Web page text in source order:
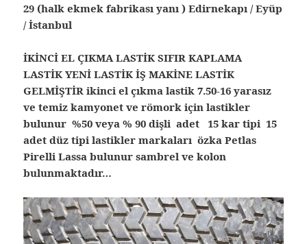
29 (halk ekmek fabrikası yanı ) Edirnekapı / Eyüp
/ İstanbul
İKİNCİ EL ÇIKMA LASTİK SIFIR KAPLAMA
LASTİK YENİ LASTİK İŞ MAKİNE LASTİK
GELMİŞTİR ikinci el çıkma lastik7.50-16 yarasız
ve temiz kamyonet ve römork için lastikler
bulunur %50 veya % 90 dişli adet 15 kar tipi 15
adet düz tipi lastikler markaları özka Petlas
Pirelli Lassa bulunur sambrel ve kolon
bulunmaktadır…